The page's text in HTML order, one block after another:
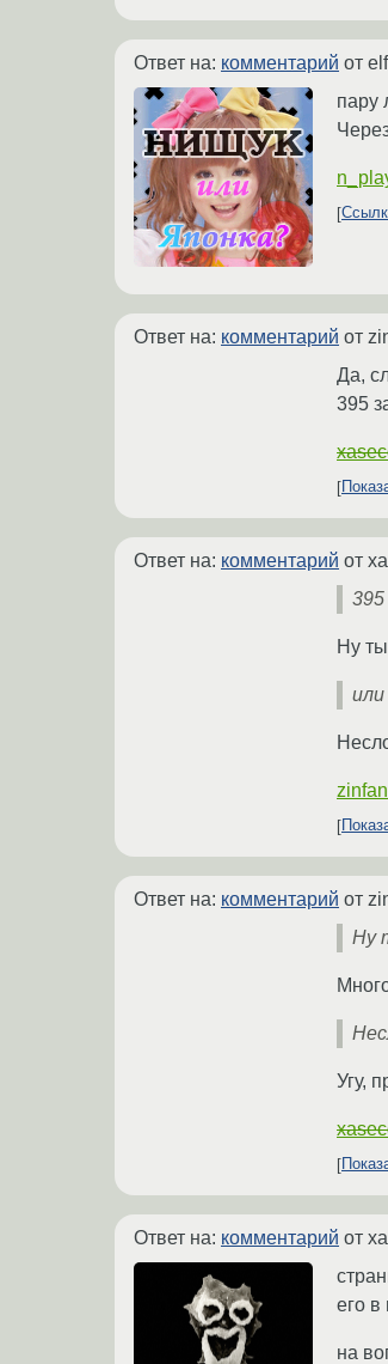
Ответ на: комментарий от
пару
Ответ на: комментарий от
Да,
395
Ответ на: комментарий от
395
Ну ты
Ответ на: комментарий от
Ну
Угу,
Ответ на: комментарий от
его в
на